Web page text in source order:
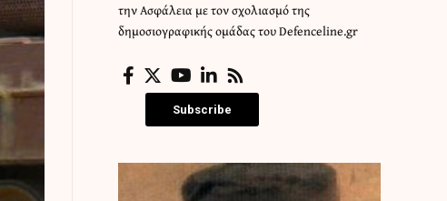
την Ασφάλεια με τον σχολιασμό της
δημοσιογραφικής ομάδας του Defenceline.gr
Subscribe